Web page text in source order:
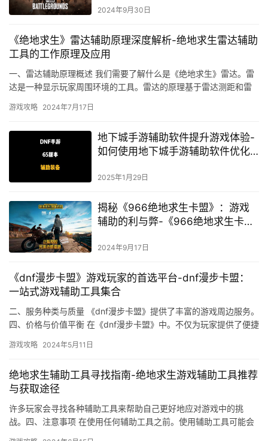
合法性探讨
2024年9月30日
《绝地求生》雷达辅助原理深度解析-绝地求生雷达辅助
工具的工作原理及应用
一、雷达辅助原理概述 我们需要了解什么是《绝地求生》雷达。雷
达是一种显示玩家周围环境的工具。雷达的原理基于雷达测距和雷
游戏攻略 2024年7月17日
地下城手游辅助软件提升游戏体验-
如何使用地下城手游辅助软件优化
2025年1月29日
揭秘《966绝地求生卡盟》：游戏
辅助的利与弊-《966绝地求生卡
安全性探讨
2024年9月17日
《dnf漫步卡盟》游戏玩家的首选平台-dnf漫步卡盟：
一站式游戏辅助工具集合
二、服务种类与质量 《dnf漫步卡盟》提供了丰富的游戏周边服务。
四、价格与价值平衡 在《dnf漫步卡盟》中。不仅为玩家提供了便捷
游戏攻略 2024年5月11日
绝地求生辅助工具寻找指南-绝地求生游戏辅助工具推荐
与获取途径
许多玩家会寻找各种辅助工具来帮助自己更好地应对游戏中的挑
战。四、注意事项 在使用任何辅助工具之前。使用辅助工具可能会